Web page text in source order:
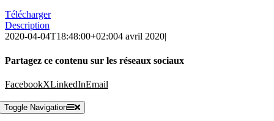
Télécharger
Description
2020-04-04T18:48:00+02:004 avril 2020|
Partagez ce contenu sur les réseaux sociaux
FacebookXLinkedInEmail
Toggle Navigation